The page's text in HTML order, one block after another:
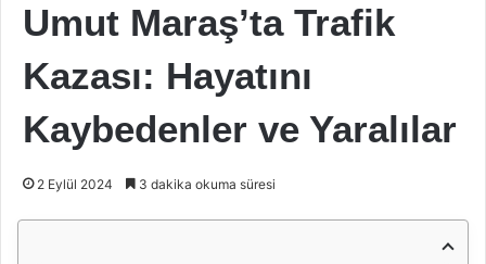
Umut Maraş’ta Trafik
Kazası: Hayatını
Kaybedenler ve Yaralılar
2 Eylül 2024 3 dakika okuma süresi